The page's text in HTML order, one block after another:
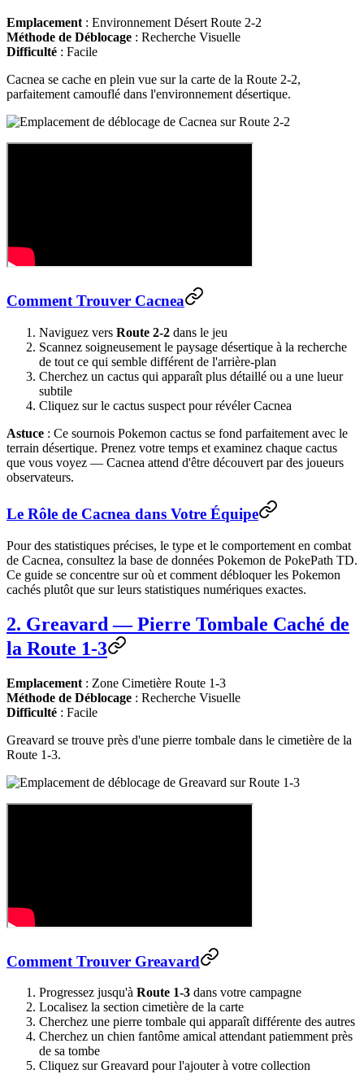
Emplacement : Environnement Désert Route 2-2
Méthode de Déblocage : Recherche Visuelle
Difficulté : Facile
Cacnea se cache en plein vue sur la carte de la Route 2-2,
parfaitement camouflé dans l'environnement désertique.
Comment Trouver Cacnea
Naviguez vers Route 2-2 dans le jeu
Scannez soigneusement le paysage désertique à la recherche
de tout ce qui semble différent de l'arrière-plan
Cherchez un cactus qui apparaît plus détaillé ou a une lueur
subtile
Cliquez sur le cactus suspect pour révéler Cacnea
Astuce : Ce sournois Pokemon cactus se fond parfaitement avec le
terrain désertique. Prenez votre temps et examinez chaque cactus
que vous voyez — Cacnea attend d'être découvert par des joueurs
observateurs.
Le Rôle de Cacnea dans Votre Équipe
Pour des statistiques précises, le type et le comportement en combat
de Cacnea, consultez la base de données Pokemon de PokePath TD.
Ce guide se concentre sur où et comment débloquer les Pokemon
cachés plutôt que sur leurs statistiques numériques exactes.
2. Greavard — Pierre Tombale Caché de
la Route 1-3
Emplacement : Zone Cimetière Route 1-3
Méthode de Déblocage : Recherche Visuelle
Difficulté : Facile
Greavard se trouve près d'une pierre tombale dans le cimetière de la
Route 1-3.
Comment Trouver Greavard
Progressez jusqu'à Route 1-3 dans votre campagne
Localisez la section cimetière de la carte
Cherchez une pierre tombale qui apparaît différente des autres
Cherchez un chien fantôme amical attendant patiemment près
de sa tombe
Cliquez sur Greavard pour l'ajouter à votre collection